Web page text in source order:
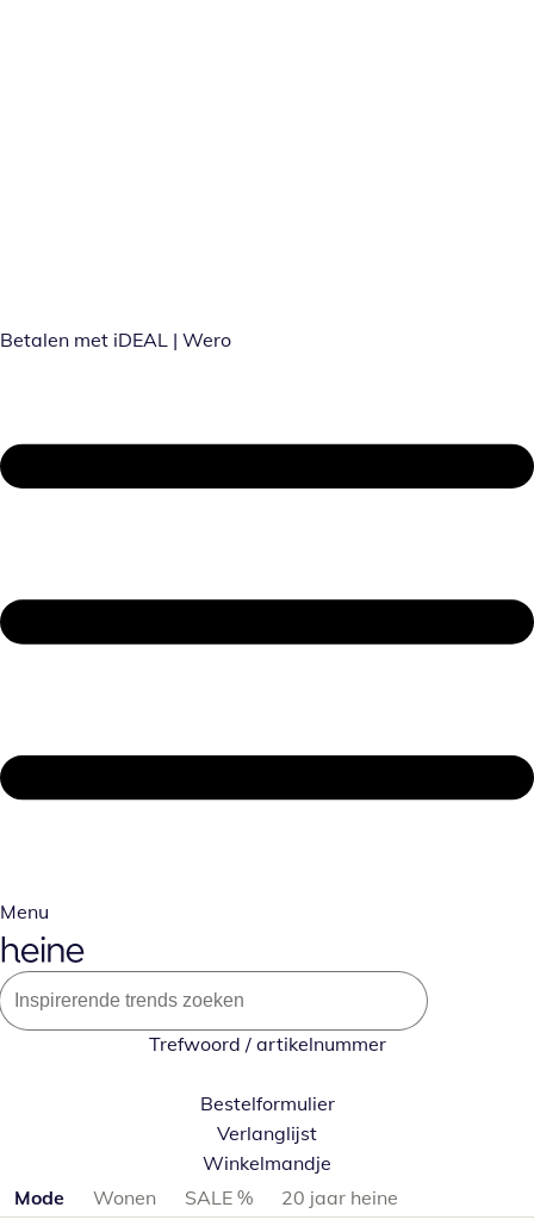
Betalen met iDEAL | Wero
Menu
Trefwoord / artikelnummer
Bestelformulier
Verlanglijst
Winkelmandje
Productcategorieën overslaan
Mode Wonen SALE %
20 jaar heine